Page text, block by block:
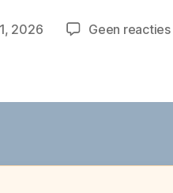
2026 Geen reacties